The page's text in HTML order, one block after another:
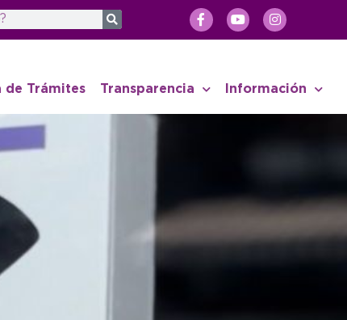
de Trámites Transparencia Información